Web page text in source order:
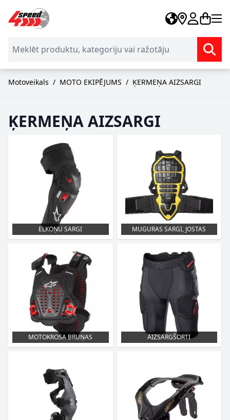
Skip to Content
Motoveikals / MOTO EKIPĒJUMS / ĶERMEŅA AIZSARGI
ĶERMEŅA AIZSARGI
ELKOŅU SARGI MUGURAS SARGI, JOSTAS
MOTOKROSA BRUŅAS AIZSARGŠORTI